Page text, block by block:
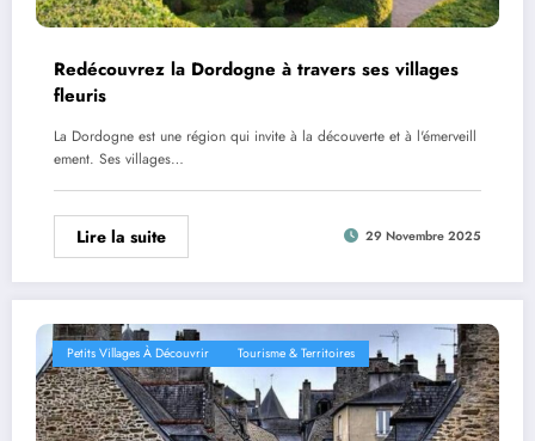
Redécouvrez la Dordogne à travers ses villages
fleuris
La Dordogne est une région qui invite à la découverte et à l'émerveill
ement. Ses villages…
Lire la suite 29 Novembre 2025
Petits Villages À Découvrir Tourisme & Territoires